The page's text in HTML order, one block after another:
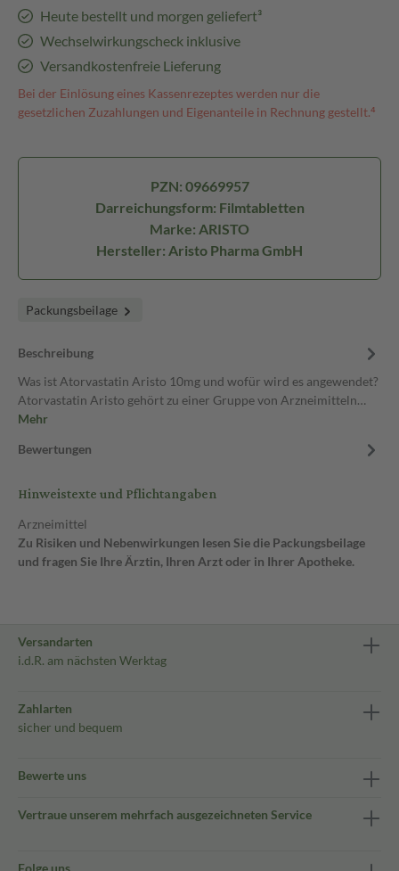
Heute bestellt und morgen geliefert³
Wechselwirkungscheck inklusive
Versandkostenfreie Lieferung
Bei der Einlösung eines Kassenrezeptes werden nur die
gesetzlichen Zuzahlungen und Eigenanteile in Rechnung gestellt.⁴
PZN: 09669957
Darreichungsform: Filmtabletten
Marke: ARISTO
Hersteller: Aristo Pharma GmbH
Packungsbeilage
Beschreibung
Was ist Atorvastatin Aristo 10mg und wofür wird es angewendet?
Atorvastatin Aristo gehört zu einer Gruppe von Arzneimitteln…
Mehr
Bewertungen
Hinweistexte und Pflichtangaben
Arzneimittel
Zu Risiken und Nebenwirkungen lesen Sie die Packungsbeilage
und fragen Sie Ihre Ärztin, Ihren Arzt oder in Ihrer Apotheke.
Versandarten
i.d.R. am nächsten Werktag
Zahlarten
sicher und bequem
Bewerte uns
Vertraue unserem mehrfach ausgezeichneten Service
Folge uns